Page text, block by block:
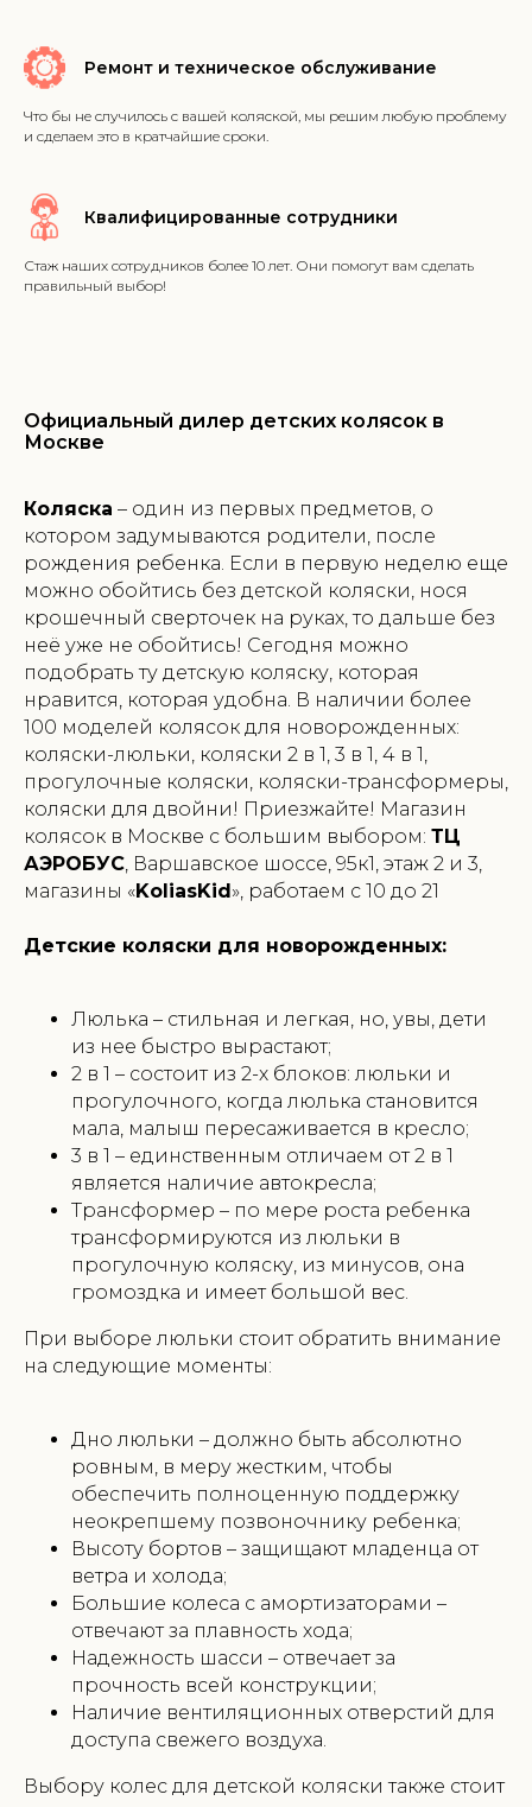
Ремонт и техническое обслуживание
Что бы не случилось с вашей коляской, мы решим любую проблему
и сделаем это в кратчайшие сроки.
Квалифицированные сотрудники
Стаж наших сотрудников более 10 лет. Они помогут вам сделать
правильный выбор!
Официальный дилер детских колясок в
Москве
Коляска – один из первых предметов, о
котором задумываются родители, после
рождения ребенка. Если в первую неделю еще
можно обойтись без детской коляски, нося
крошечный сверточек на руках, то дальше без
неё уже не обойтись! Сегодня можно
подобрать ту детскую коляску, которая
нравится, которая удобна. В наличии более
100 моделей колясок для новорожденных:
коляски-люльки, коляски 2 в 1, 3 в 1, 4 в 1,
прогулочные коляски, коляски-трансформеры,
коляски для двойни! Приезжайте! Магазин
колясок в Москве с большим выбором: ТЦ
АЭРОБУС, Варшавское шоссе, 95к1, этаж 2 и 3,
магазины «KoliasKid », работаем с 10 до 21
Детские коляски для новорожденных:
Люлька – стильная и легкая, но, увы, дети
из нее быстро вырастают;
2 в 1 – состоит из 2-х блоков: люльки и
прогулочного, когда люлька становится
мала, малыш пересаживается в кресло;
3 в 1 – единственным отличаем от 2 в 1
является наличие автокресла;
Трансформер – по мере роста ребенка
трансформируются из люльки в
прогулочную коляску, из минусов, она
громоздка и имеет большой вес.
При выборе люльки стоит обратить внимание
на следующие моменты:
Дно люльки – должно быть абсолютно
ровным, в меру жестким, чтобы
обеспечить полноценную поддержку
неокрепшему позвоночнику ребенка;
Высоту бортов – защищают младенца от
ветра и холода;
Большие колеса с амортизаторами –
отвечают за плавность хода;
Надежность шасси – отвечает за
прочность всей конструкции;
Наличие вентиляционных отверстий для
доступа свежего воздуха.
Выбору колес для детской коляски также стоит